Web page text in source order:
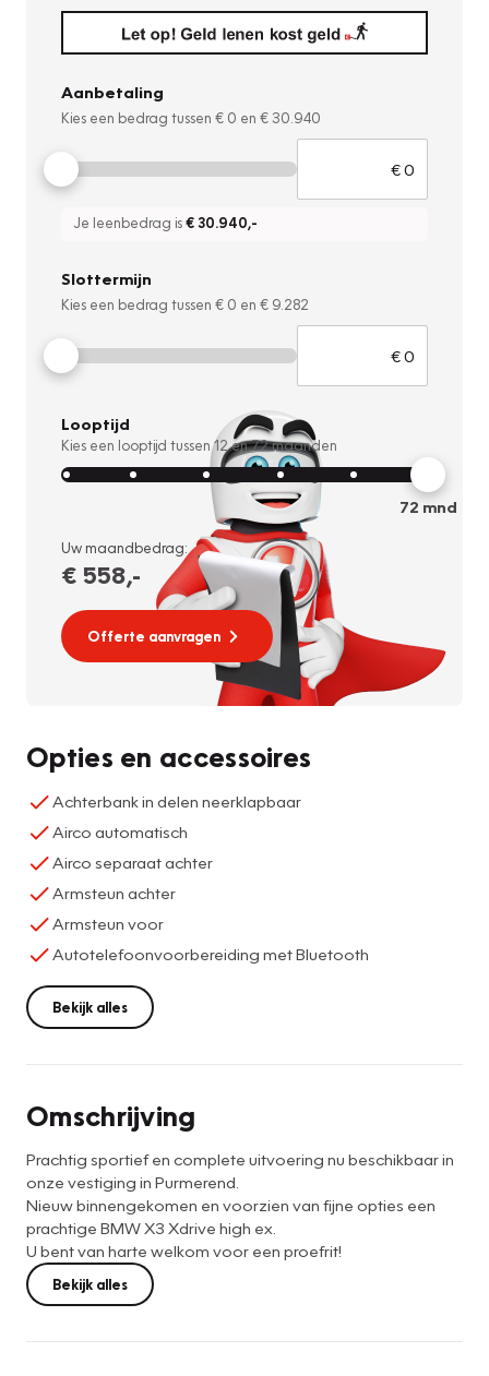
Aanbetaling
Kies een bedrag tussen € 0 en € 30.940
Je leenbedrag is€ 30.940,-
Slottermijn
Kies een bedrag tussen € 0 en € 9.282
Looptijd
Kies een looptijd tussen12en72maanden
72 mnd
Uw maandbedrag:
€ 558,-
Offerte aanvragen
Opties en accessoires
Achterbank in delen neerklapbaar
Airco automatisch
Airco separaat achter
Armsteun achter
Armsteun voor
Autotelefoonvoorbereiding met Bluetooth
Bekijk alles
Omschrijving
Prachtig sportief en complete uitvoering nu beschikbaar in
onze vestiging in Purmerend.
Nieuw binnengekomen en voorzien van fijne opties een
prachtige BMW X3 Xdrive high ex.
U bent van harte welkom voor een proefrit!
Bekijk alles